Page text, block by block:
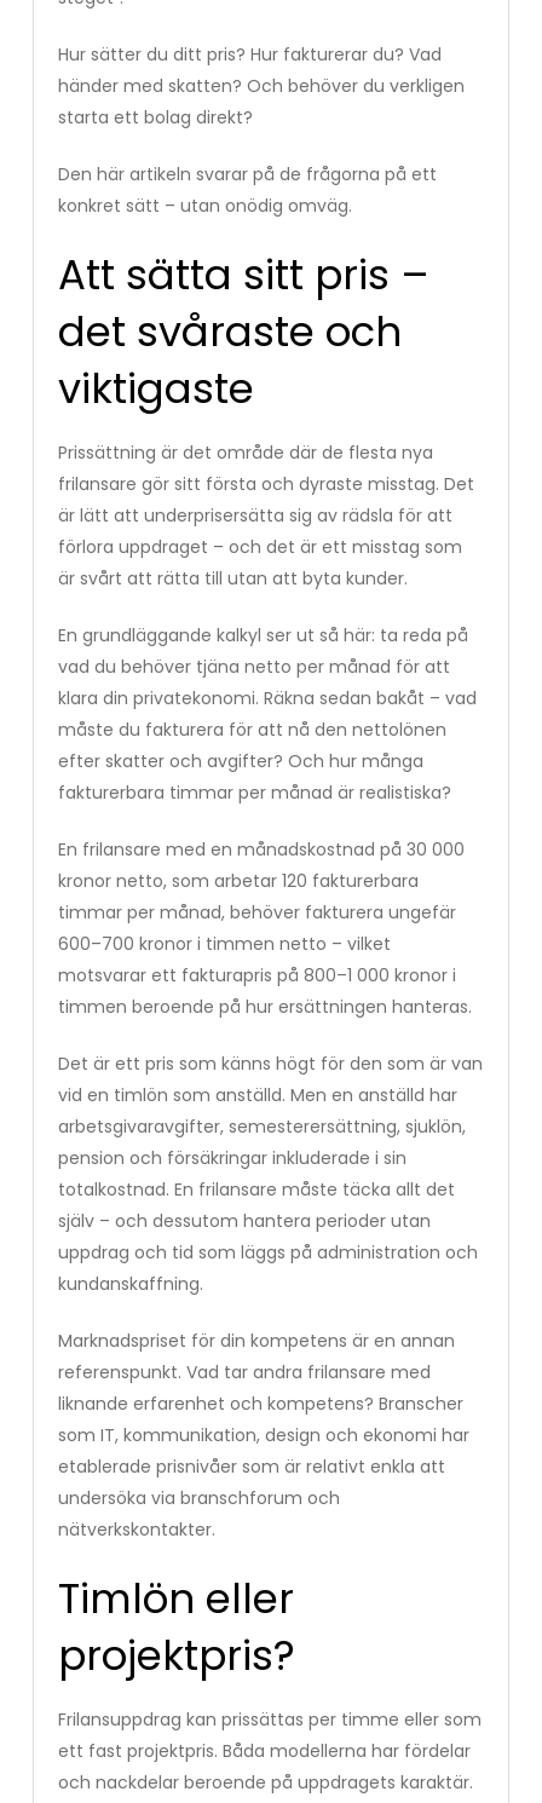
Hur sätter du ditt pris? Hur fakturerar du? Vad
händer med skatten? Och behöver du verkligen
starta ett bolag direkt?
Den här artikeln svarar på de frågorna på ett
konkret sätt – utan onödig omväg.
Att sätta sitt pris –
det svåraste och
viktigaste
Prissättning är det område där de flesta nya
frilansare gör sitt första och dyraste misstag. Det
är lätt att underprisersätta sig av rädsla för att
förlora uppdraget – och det är ett misstag som
är svårt att rätta till utan att byta kunder.
En grundläggande kalkyl ser ut så här: ta reda på
vad du behöver tjäna netto per månad för att
klara din privatekonomi. Räkna sedan bakåt – vad
måste du fakturera för att nå den nettolönen
efter skatter och avgifter? Och hur många
fakturerbara timmar per månad är realistiska?
En frilansare med en månadskostnad på 30 000
kronor netto, som arbetar 120 fakturerbara
timmar per månad, behöver fakturera ungefär
600–700 kronor i timmen netto – vilket
motsvarar ett fakturapris på 800–1 000 kronor i
timmen beroende på hur ersättningen hanteras.
Det är ett pris som känns högt för den som är van
vid en timlön som anställd. Men en anställd har
arbetsgivaravgifter, semesterersättning, sjuklön,
pension och försäkringar inkluderade i sin
totalkostnad. En frilansare måste täcka allt det
själv – och dessutom hantera perioder utan
uppdrag och tid som läggs på administration och
kundanskaffning.
Marknadspriset för din kompetens är en annan
referenspunkt. Vad tar andra frilansare med
liknande erfarenhet och kompetens? Branscher
som IT, kommunikation, design och ekonomi har
etablerade prisnivåer som är relativt enkla att
undersöka via branschforum och
nätverkskontakter.
Timlön eller
projektpris?
Frilansuppdrag kan prissättas per timme eller som
ett fast projektpris. Båda modellerna har fördelar
och nackdelar beroende på uppdragets karaktär.